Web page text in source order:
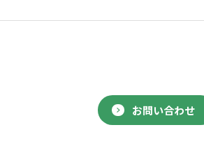
お問い合わせ